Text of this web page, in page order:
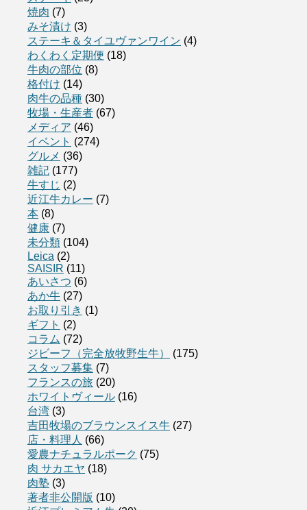
焼肉 (7)
みそ漬け (3)
ステーキ＆タイユヴァンワイン (4)
わくわく定期便 (18)
牛肉の部位 (8)
格付け (14)
肉牛の品種 (30)
牧場・生産者 (67)
メディア (46)
イベント (274)
グルメ (36)
雑記 (177)
牛すじ (2)
近江牛カレー (7)
本 (8)
健康 (7)
未分類 (104)
Leica (2)
SAISIR (11)
あいさつ (6)
あか牛 (27)
お取り引き (1)
ギフト (2)
コラム (72)
ジビーフ（完全放牧野生牛）
(175)
スタッフ募集 (7)
フランスの旅 (20)
ホワイトヴィール (16)
台湾 (3)
吉田牧場のブラウンスイス牛 (27)
店・料理人 (66)
愛農ナチュラルポーク (75)
肉 サカエヤ (18)
肉塾 (3)
著者非公開版 (10)